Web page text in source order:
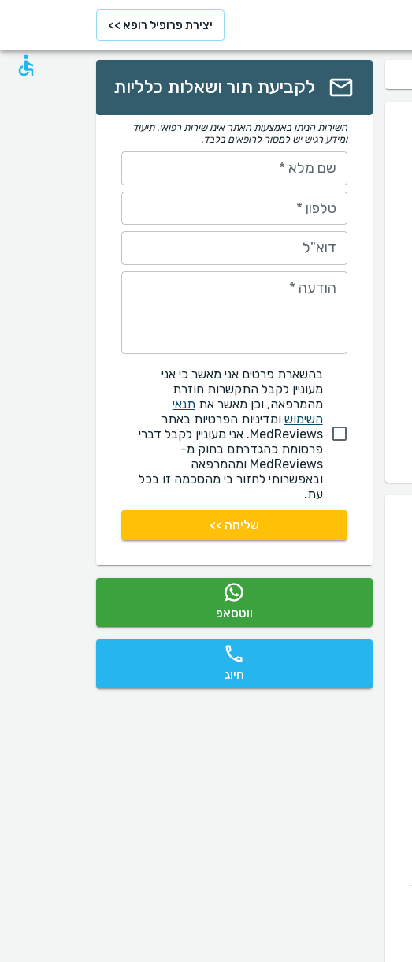
יצירת פרופיל רופא >>
לקביעת תור ושאלות כלליות
השירות הניתן באמצעות האתר אינו שירות רפואי. תיעוד
ומידע רגיש יש למסור לרופאים בלבד.
שם מלא *
טלפון *
דוא"ל
הודעה *
בהשארת פרטים אני מאשר כי אני
מעוניין לקבל התקשרות חוזרת
מהמרפאה, וכן מאשר אתתנאי
השימוש ומדיניות הפרטיות באתר
MedReviews. אני מעוניין לקבל דברי
פרסומת כהגדרתם בחוק מ-
MedReviews ומהמרפאה
ובאפשרותי לחזור בי מהסכמה זו בכל
עת.
שליחה >>
ווטסאפ
חיוג